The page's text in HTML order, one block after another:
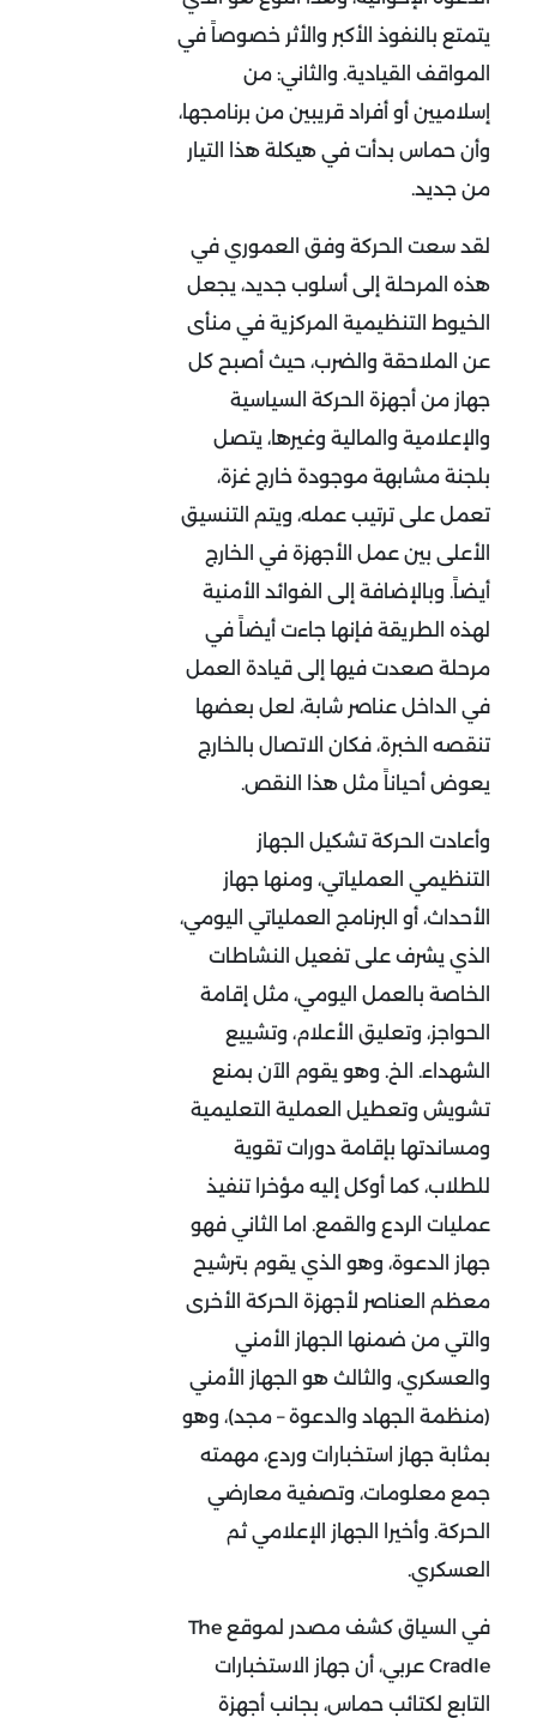
يتمتع بالنفوذ الأكبر والأثر خصوصاً في
المواقف القيادية. والثاني: من
إسلاميين أو أفراد قريبين من برنامجها،
وأن حماس بدأت في هيكلة هذا التيار
من جديد.
لقد سعت الحركة وفق العموري في
هذه المرحلة إلى أسلوب جديد، يجعل
الخيوط التنظيمية المركزية في منأى
عن الملاحقة والضرب، حيث أصبح كل
جهاز من أجهزة الحركة السياسية
والإعلامية والمالية وغيرها، يتصل
بلجنة مشابهة موجودة خارج غزة،
تعمل على ترتيب عمله، ويتم التنسيق
الأعلى بين عمل الأجهزة في الخارج
أيضاً. وبالإضافة إلى الفوائد الأمنية
لهذه الطريقة فإنها جاءت أيضاً في
مرحلة صعدت فيها إلى قيادة العمل
في الداخل عناصر شابة، لعل بعضها
تنقصه الخبرة، فكان الاتصال بالخارج
يعوض أحياناً مثل هذا النقص.
وأعادت الحركة تشكيل الجهاز
التنظيمي العملياتي، ومنها جهاز
الأحداث، أو البرنامج العملياتي اليومي،
الذي يشرف على تفعيل النشاطات
الخاصة بالعمل اليومي، مثل إقامة
الحواجز، وتعليق الأعلام، وتشييع
الشهداء. الخ. وهو يقوم الآن بمنع
تشويش وتعطيل العملية التعليمية
ومساندتها بإقامة دورات تقوية
للطلاب، كما أوكل إليه مؤخرا تنفيذ
عمليات الردع والقمع. اما الثاني فهو
جهاز الدعوة، وهو الذي يقوم بترشيح
معظم العناصر لأجهزة الحركة الأخرى
والتي من ضمنها الجهاز الأمني
والعسكري، والثالث هو الجهاز الأمني
(منظمة الجهاد والدعوة – مجد)، وهو
بمثابة جهاز استخبارات وردع، مهمته
جمع معلومات، وتصفية معارضي
الحركة. وأخيرا الجهاز الإعلامي ثم
العسكري.
في السياق كشف مصدر لموقع The
Cradle عربي، أن جهاز الاستخبارات
التابع لكتائب حماس، بجانب أجهزة